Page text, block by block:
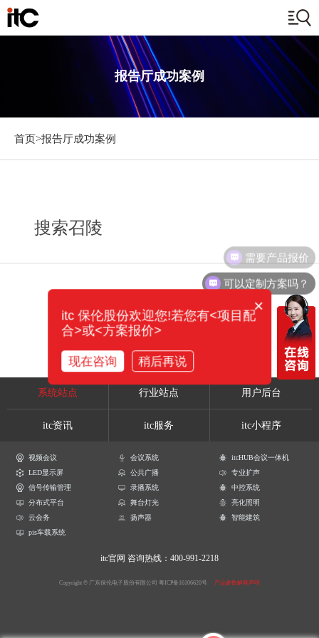
报告厅成功案例
首页>报告厅成功案例
搜索召陵
系统站点 行业站点 用户后台
itc资讯 itc服务 itc小程序
视频会议 会议系统
itcHUB会议一体机
LED显示屏
公共广播
专业扩声
信号传输管理
录播系统
中控系统
分布式平台
舞台灯光
亮化照明
云会务
扬声器
智能建筑
pis车载系统
itc官网 咨询热线：400-991-2218
Copyright © 广东保伦电子股份有限公司 粤ICP备16106620号 产品参数解释声明
可以定制方案吗？
需要产品报价
×
itc 保伦股份欢迎您!若您有<项目配
合>或<方案报价>
现在咨询 稍后再说